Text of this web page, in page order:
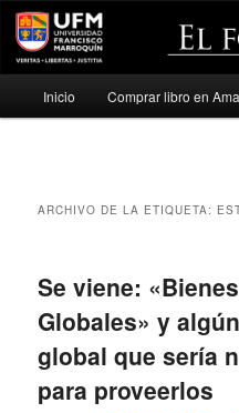
Ir
Ir
Inicio Comprar libro en
ARCHIVO DE LA ETIQUETA:
Se viene:
Globales» y
global que sería
para proveerlos